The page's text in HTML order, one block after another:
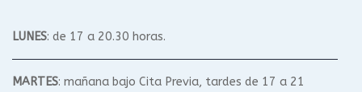
LUNES: de 17 a 20.30 horas.
MARTES: mañana bajo Cita Previa, tardes de 17 a 21